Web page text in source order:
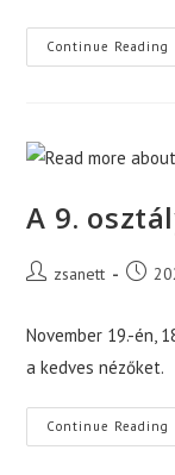
Continue Reading
A 9.
Postzsanett
Post
November 19.-én,
a kedves nézőket.
Continue Reading